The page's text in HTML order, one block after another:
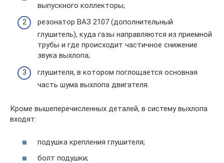
выпускного коллекторы;
резонатор ВАЗ 2107 (дополнительный
глушитель), куда газы направляются из приемной
трубы и где происходит частичное снижение
звука выхлопа;
глушителя, в котором поглощается основная
часть шума выхлопа двигателя.
Кроме вышеперечисленных деталей, в систему выхлопа
входят:
подушка крепления глушителя;
болт подушки;